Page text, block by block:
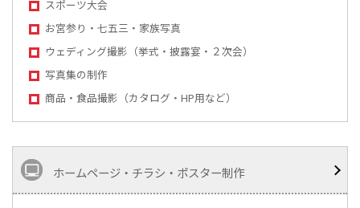
スポーツ大会
お宮参り・七五三・家族写真
ウェディング撮影（挙式・披露宴・２次会）
写真集の制作
商品・食品撮影（カタログ・HP用など）
ホームページ・チラシ・ポスター制作